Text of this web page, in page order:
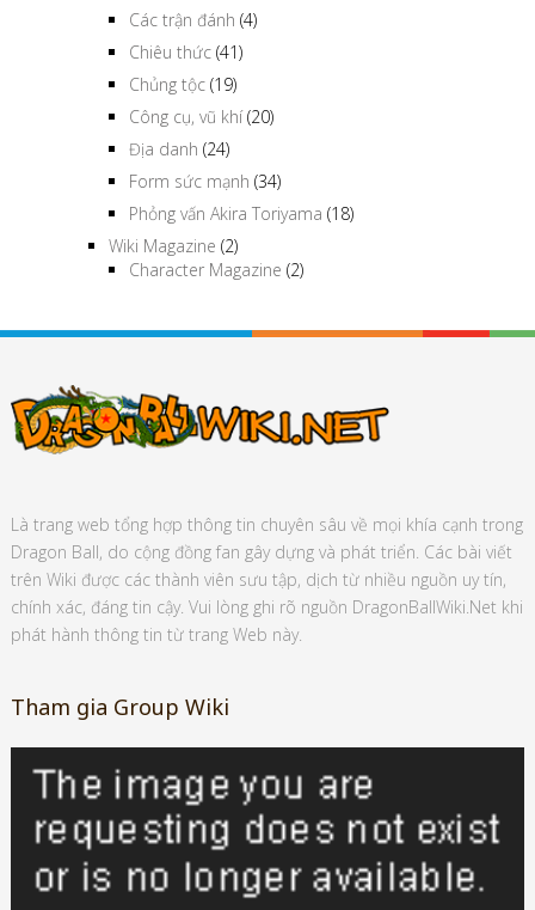
Các trận đánh (4)
Chiêu thức (41)
Chủng tộc (19)
Công cụ, vũ khí(20)
Địa danh (24)
Form sức mạnh (34)
Phỏng vấn Akira Toriyama (18)
Wiki Magazine (2)
Character Magazine (2)
Là trang web tổng hợp thông tin chuyên sâu về mọi khía cạnh trong
Dragon Ball, do cộng đồng fan gây dựng và phát triển. Các bài viết
trên Wiki được các thành viên sưu tập, dịch từ nhiều nguồn uy tín,
chính xác, đáng tin cậy. Vui lòng ghi rõ nguồn DragonBallWiki.Net khi
phát hành thông tin từ trang Web này.
Tham gia Group Wiki